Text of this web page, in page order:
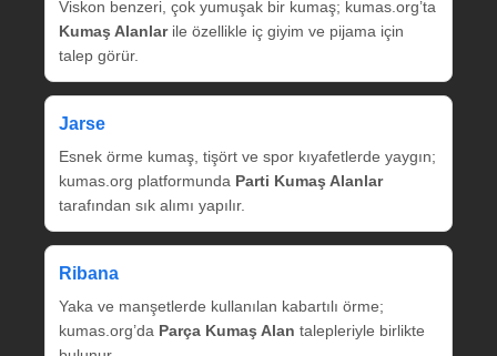
Viskon benzeri, çok yumuşak bir kumaş; kumas.org’ta
Kumaş Alanlarile özellikle iç giyim ve pijama için
talep görür.
Jarse
Esnek örme kumaş, tişört ve spor kıyafetlerde yaygın;
kumas.org platformunda Parti Kumaş Alanlar
tarafından sık alımı yapılır.
Ribana
Yaka ve manşetlerde kullanılan kabartılı örme;
kumas.org’da Parça Kumaş Alan talepleriyle birlikte